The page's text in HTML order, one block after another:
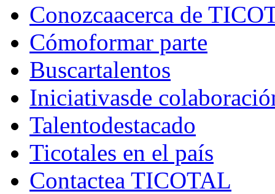
Conozcaacerca de
Cómoformar parte
Buscartalentos
Iniciativasde
Talentodestacado
Ticotales en el país
Contactea TICOTAL